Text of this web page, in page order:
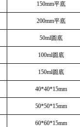
150mm平底
200mm平底
50ml圆底
100ml圆底
150ml圆底
40*40*15mm
50*50*15mm
60*60*15mm